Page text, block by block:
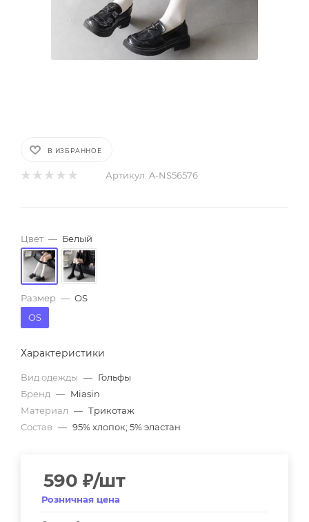
В ИЗБРАННОЕ
Артикул: A-NS56576
Цвет — Белый
Размер — OS
OS
Характеристики
Вид одежды — Гольфы
Бренд — Miasin
Материал — Трикотаж
Состав — 95% хлопок; 5% эластан
590 ₽/шт
Розничная цена